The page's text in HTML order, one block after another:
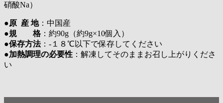
硝酸Na）
●原 産 地：中国産
●規 格：約90g（約9g×10個入）
●保存方法：-１８℃以下で保存してください
●加熱調理の必要性 ：解凍してそのままお召し上がりくださ
い